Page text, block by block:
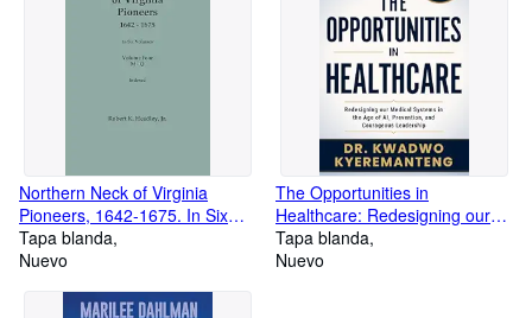
Northern Neck of Virginia
Pioneers, 1642-1675. In Six
Volumes. Volume Four: M-Q
Tapa blanda
Nuevo
The Opportunities in
Healthcare: Redesigning our
Medical Systems in the Age of
AI, Prevention, and
Tapa blanda
Nuevo